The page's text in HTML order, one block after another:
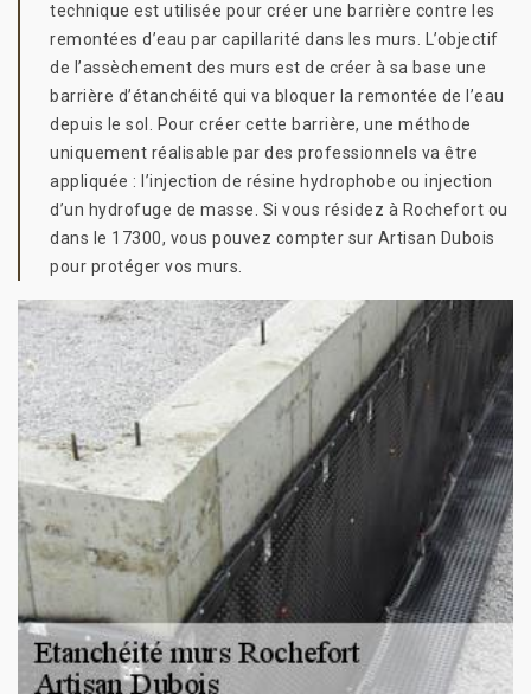
technique est utilisée pour créer une barrière contre les
remontées d’eau par capillarité dans les murs. L’objectif
de l’assèchement des murs est de créer à sa base une
barrière d’étanchéité qui va bloquer la remontée de l’eau
depuis le sol. Pour créer cette barrière, une méthode
uniquement réalisable par des professionnels va être
appliquée : l’injection de résine hydrophobe ou injection
d’un hydrofuge de masse. Si vous résidez à Rochefort ou
dans le 17300, vous pouvez compter sur Artisan Dubois
pour protéger vos murs.